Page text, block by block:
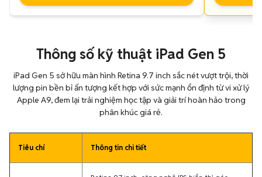
Thông số kỹ thuật iPad Gen 5
iPad Gen 5 sở hữu màn hình Retina 9.7 inch sắc nét vượt trội, thời
lượng pin bền bỉ ấn tượng kết hợp với sức mạnh ổn định từ vi xử lý
Apple A9, đem lại trải nghiệm học tập và giải trí hoàn hảo trong
phân khúc giá rẻ.
Tiêu chí Thông tin chi tiết